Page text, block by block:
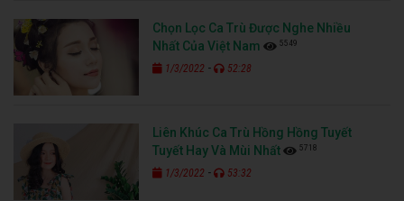
Chọn Lọc Ca Trù Được Nghe Nhiều
Nhất Của Việt Nam
5549
1/3/2022 - 52:28
Liên Khúc Ca Trù Hồng Hồng Tuyết
Tuyết Hay Và Mùi Nhất
5718
1/3/2022 - 53:32